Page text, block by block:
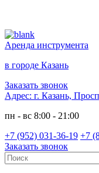
Аренда инструмента
в городе Казань
Заказать звонок
Адрес: г. Казань,
пн - вс 8:00 - 21:00
+7 (952) 031-36-19 +7
Заказать звонок